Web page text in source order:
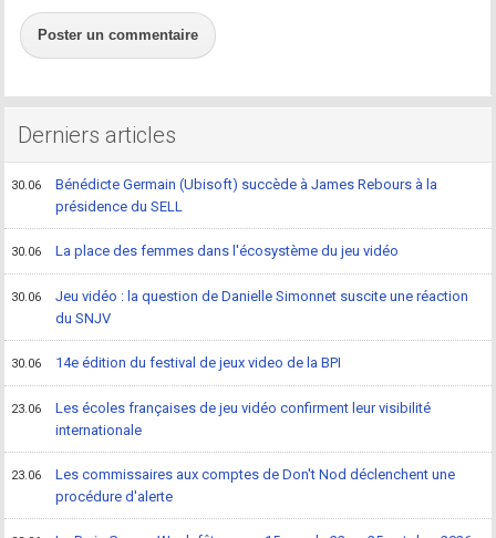
Poster un commentaire
Derniers articles
30.06
Bénédicte Germain (Ubisoft) succède à James Rebours à la
présidence du SELL
30.06 La place des femmes dans l'écosystème du jeu vidéo
30.06
Jeu vidéo : la question de Danielle Simonnet suscite une réaction
du SNJV
30.06 14e édition du festival de jeux video de la BPI
23.06
Les écoles françaises de jeu vidéo confirment leur visibilité
internationale
23.06
Les commissaires aux comptes de Don't Nod déclenchent une
procédure d'alerte